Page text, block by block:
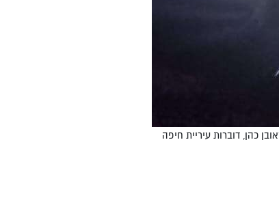
כהן, דוברות עיריית חיפה